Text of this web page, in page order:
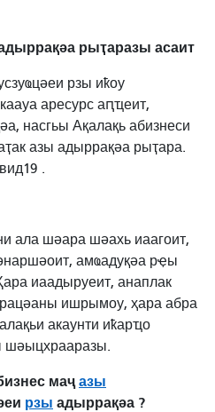
рыҭаразы асаит
рзы иҟоу
аресурс аԥҵеит,
насгьы Ақалақь абизнеси
азы адыррақәа рыҭара.
.
ала шәара шәахь иаагоит,
амҩадуқәа рҿы
иаадыруеит, анаплак
ишрымоу, ҳара абра
акаунти иҟарҵо
шәыцхрааразы.
маҷ азы
рзы адыррақәа ?